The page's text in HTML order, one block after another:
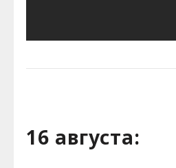
16 августа: